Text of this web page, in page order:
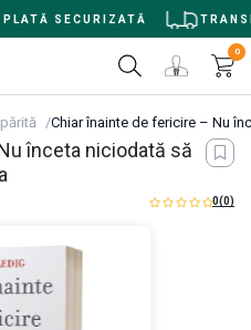
SECURIZATĂ
0
Chiar înainte de fericire – Nu
înceta niciodată să
0(0)